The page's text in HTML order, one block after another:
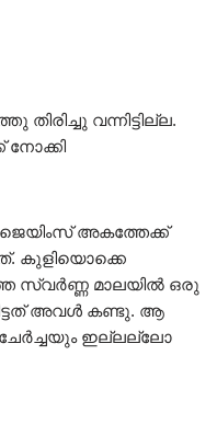
വന്നിട്ടില്ല.
നോക്കി
അകത്തേക്ക്
കുളിയൊക്കെ
സ്വർണ്ണ മാലയിൽ ഒരു
അവൾ കണ്ടു. ആ
ഇല്ലല്ലോ